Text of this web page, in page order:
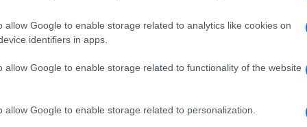
allow Google to enable storage related to analytics like cookies on
identifiers in apps.
allow Google to enable storage related to functionality of the website
allow Google to enable storage related to personalization.
giustifica di per sé un cambio di classificazione: il
solo per motivi non ricorrenti o per
o interne.
utili da realizzo